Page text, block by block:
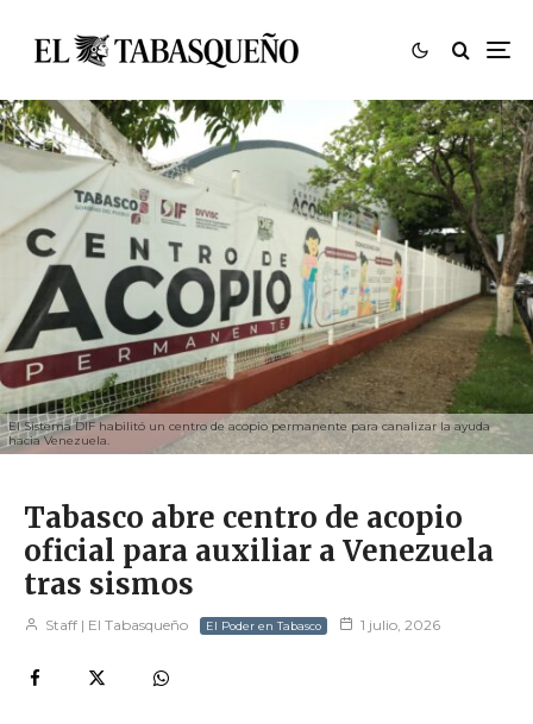
El Sistema DIF habilitó un centro de acopio permanente para canalizar la ayuda
hacia Venezuela.
Tabasco abre centro de acopio
oficial para auxiliar a Venezuela
tras sismos
Staff | El Tabasqueño El Poder en Tabasco 1 julio, 2026